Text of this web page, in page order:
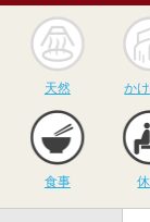
天然 か
食事